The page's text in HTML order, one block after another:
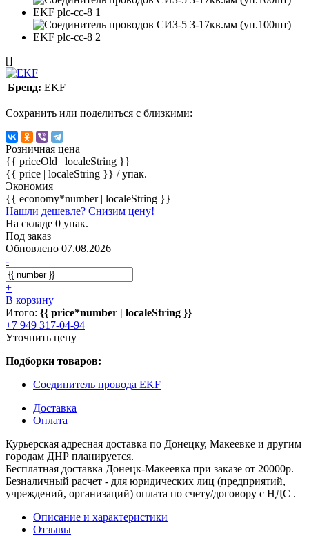
[]
Бренд: EKF
Сохранить или поделиться с близкими:
Розничная цена
{{ priceOld | localeString }}
{{ price | localeString }} / упак.
Экономия
{{ economy*number | localeString }}
Нашли дешевле? Снизим цену!
На складе 0 упак.
Под заказ
Обновлено 07.08.2026
-
+
В корзину
Итого: {{ price*number | localeString }}
+7 949 317-04-94
Уточнить цену
Подборки товаров:
Соединитель провода EKF
Доставка
Оплата
Курьерская адресная доставка по Донецку, Макеевке и другим
городам ДНР планируется.
Бесплатная доставка Донецк-Макеевка при заказе от 20000р.
Безналичный расчет - для юридических лиц (предприятий,
учреждений, организаций) оплата по счету/договору с НДС .
Описание и характеристики
Отзывы